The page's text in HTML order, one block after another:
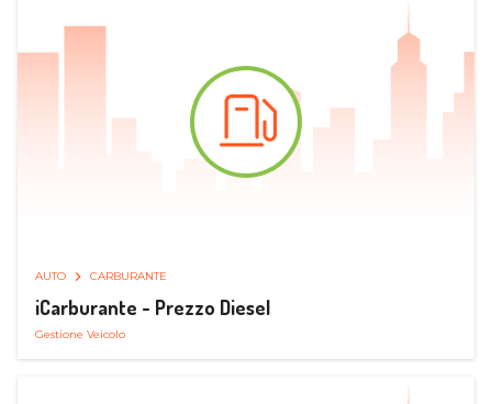
AUTO CARBURANTE
iCarburante - Prezzo Diesel
Gestione Veicolo